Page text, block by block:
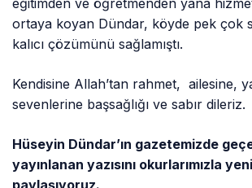
ortaya koyan Dündar, köyde pek çok
kalıcı çözümünü sağlamıştı.
Kendisine Allah’tan rahmet, ailesine,
sevenlerine başsağlığı ve sabır dileriz.
Hüseyin Dündar’ın gazetemizde
yayınlanan yazısını okurlarımızla
paylaşıyoruz.